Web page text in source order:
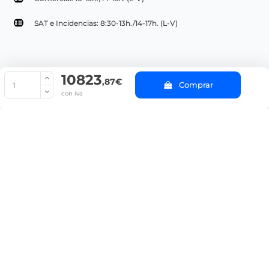
10823,87€
con iva
Comprar
SAT e Incidencias: 8:30-13h./14-17h. (L-V)
© Copyright 2022 PepeBar.com | Política de cookies |
Aviso legal y
Condiciones generales de compra |